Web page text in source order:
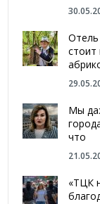
Отель
стоит
Мы
что
«ТЦК